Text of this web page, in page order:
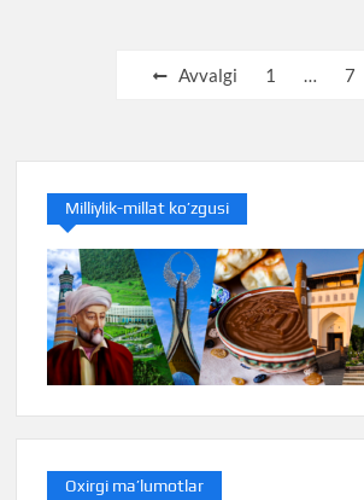
Avvalgi 1 … 7
Milliylik-millat ko’zgusi
Oxirgi ma’lumotlar